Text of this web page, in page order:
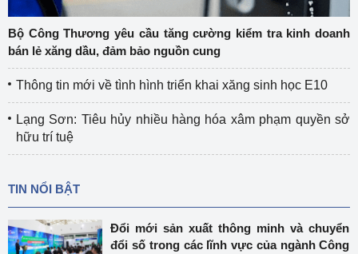
Bộ Công Thương yêu cầu tăng cường kiểm tra kinh doanh
bán lẻ xăng dầu, đảm bảo nguồn cung
Thông tin mới về tình hình triển khai xăng sinh học E10
Lạng Sơn: Tiêu hủy nhiều hàng hóa xâm phạm quyền sở
hữu trí tuệ
TIN NỔI BẬT
Đổi mới sản xuất thông minh và chuyển
đổi số trong các lĩnh vực của ngành Công